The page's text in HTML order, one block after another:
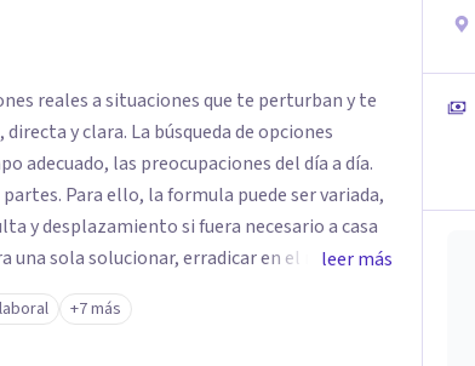
reales a situaciones que te perturban y te
adecuado, las preocupaciones del día a día.
ser variada,
y desplazamiento si fuera necesario a casa
una sola solucionar, erradicar en el menor
que puedas estar padeciendo en este
leer más
+7 más